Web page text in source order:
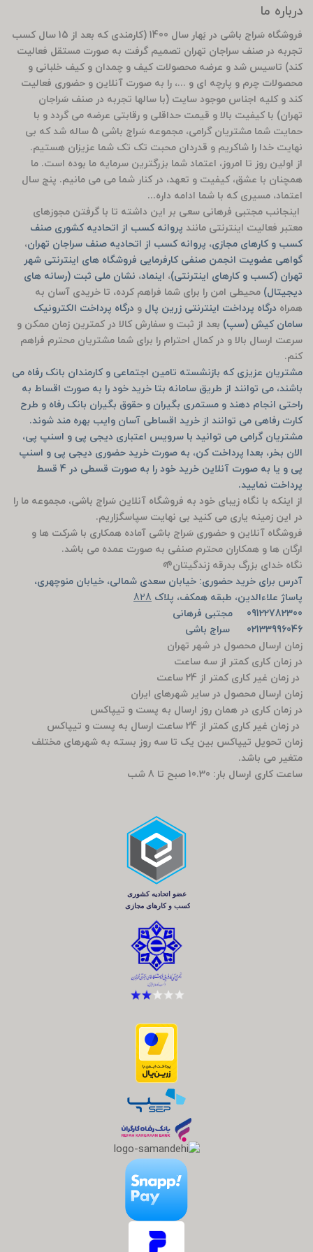
درباره ما
فروشگاه سَراج باشی در بَهار سال 1400 (کارمندی که بعد از 15 سال کسب
تجربه در صنف سراجان تهران تصمیم گرفت به صورت مستقل فعالیت
کند) تاسیس شد و عرضه محصولات کیف و چمدان و کیف خلبانی و
محصولات چرم و پارچه ای و ...، را به صورت آنلاین و حضوری فعالیت
کند و کلیه اجناس موجود سایت (با سالها تجربه در صنف سَراجان
تهران) با کیفیت بالا و قیمت حداقلی و رقابتی عرضه می گردد و با
حمایت شما مشتریان گرامی، مجموعه سَراج باشی 5 ساله شد که بی
نهایت خدا را شاکریم و قدردان محبت تک تک شما عزیزان هستیم.
از اولین روز تا امروز، اعتماد شما بزرگترین سرمایه ما بوده است. ما
همچنان با عشق، کیفیت و تعهد، در کنار شما می می مانیم. پنج سال
اعتماد، مسیری که با شما ادامه داره...
اینجانب مجتبی فرهانی سعی بر این داشته تا با گرفتن مجوزهای
معتبر فعالیت اینترنتی مانند پروانه کسب از اتحادیه کشوری صنف
کسب و کارهای مجازی، پروانه کسب از اتحادیه صنف سراجان تهران،
گواهی عضویت انجمن صنفی کارفرمایی فروشگاه های اینترنتی شهر
تهران (کسب و کارهای اینترنتی)، اینماد، نشان ملی ثبت (رسانه های
دیجیتال) محیطی امن را برای شما فراهم کرده، تا خریدی آسان به
همراه درگاه پرداخت اینترنتی زرین پال و درگاه پرداخت الکترونیک
سامان کیش (سپ) بعد از ثبت و سفارش کالا در کمترین زمان ممکن و
سرعت ارسال بالا و در کمال احترام را برای شما مشتریان محترم فراهم
کنم.
مشتریان عزیزی که بازنشسته تامین اجتماعی و کارمندان بانک رفاه می
باشند، می توانند از طریق سامانه بتا خرید خود را به صورت اقساط به
راحتی انجام دهند و مستمری بگیران و حقوق بگیران بانک رفاه و طرح
کارت رفاهی می توانند از خرید اقساطی آسان وایب بهره مند شوند.
مشتریان گرامی می توانید با سرویس اعتباری دیجی پی و اسنپ پی،
الان بخر، بعدا پرداخت کن، به صورت خرید حضوری دیجی پی و اسنپ
پی و یا به صورت آنلاین خرید خود را به صورت قسطی در 4 قسط
پرداخت نمایید.
از اینکه با نگاه زیبای خود به فروشگاه آنلاین سَراج باشی، مجموعه ما را
در این زمینه یاری می کنید بی نهایت سپاسگزاریم.
فروشگاه آنلاین و حضوری سَراج باشی آماده همکاری با شرکت ها و
ارگان ها و همکاران محترم صنفی به صورت عمده می باشد.
نگاه خدای بزرگ بدرقه زندگیتان🌱
آدرس برای خرید حضوری: خیابان سعدی شمالی، خیابان منوچهری،
پاساژ علاءالدین، طبقه همکف، پلاک 828
09122782300 مجتبی فرهانی
02133996046 سراج باشی
زمان ارسال محصول در شهر تهران
در زمان کاری کمتر از سه ساعت
در زمان غیر کاری کمتر از 24 ساعت
زمان ارسال محصول در سایر شهرهای ایران
در زمان کاری در همان روز ارسال به پست و تیپاکس
در زمان غیر کاری کمتر از 24 ساعت ارسال به پست و تیپاکس
زمان تحویل تیپاکس بین یک تا سه روز بسته به شهرهای مختلف
متغیر می باشد.
ساعت کاری ارسال بار: 10.30 صبح تا 8 شب